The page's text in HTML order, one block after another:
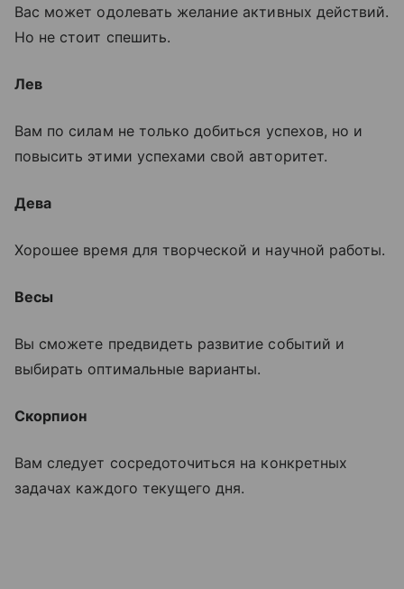
Вас может одолевать желание активных действий.
Но не стоит спешить.
Лев
Вам по силам не только добиться успехов, но и
повысить этими успехами свой авторитет.
Дева
Хорошее время для творческой и научной работы.
Весы
Вы сможете предвидеть развитие событий и
выбирать оптимальные варианты.
Скорпион
Вам следует сосредоточиться на конкретных
задачах каждого текущего дня.